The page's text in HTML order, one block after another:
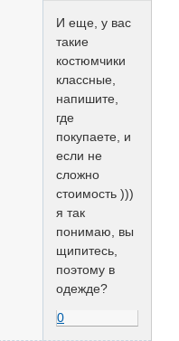
И еще, у вас
такие
костюмчики
классные,
напишите,
где
покупаете, и
если не
сложно
стоимость )))
я так
понимаю, вы
щипитесь,
поэтому в
одежде?
0